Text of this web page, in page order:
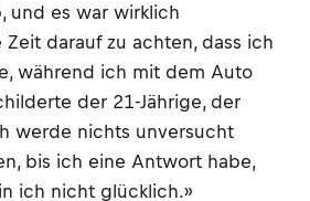
und es war wirklich
darauf zu achten, dass ich
während ich mit dem Auto
der 21-Jährige, der
werde nichts unversucht
bis ich eine Antwort habe,
ich nicht glücklich.»